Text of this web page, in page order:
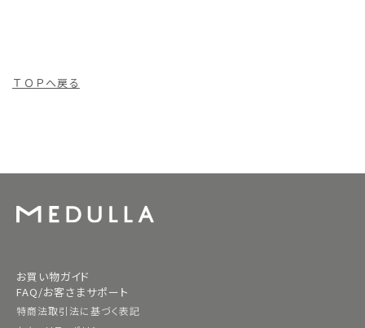
ＴＯＰへ戻る
お買い物ガイド
FAQ/お客さまサポート
特商法取引法に基づく表記